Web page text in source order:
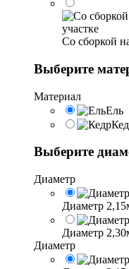
Со сборкой
Выберите
Материал
Ель
Выберите
Диаметр
Диаметр
Диаметр
Диаметр